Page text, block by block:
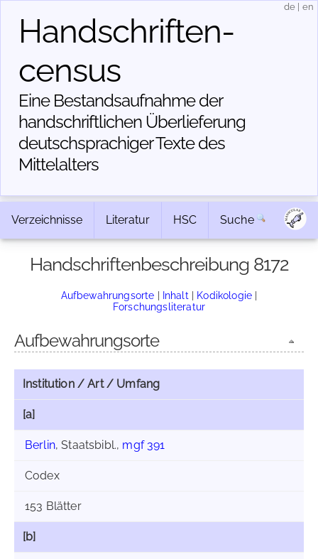
Handschriften­
census
Eine Bestandsaufnahme der
handschriftlichen Über­lieferung
deutschsprachiger Texte des
Mittelalters
de en
Verzeichnisse Literatur HSC Suche
Handschriftenbeschreibung 8172
Aufbewahrungsorte | Inhalt | Kodikologie |
Forschungsliteratur
Aufbewahrungsorte
Institution / Art / Umfang
[a]
Berlin, Staatsbibl., mgf 391
Codex
153 Blätter
[b]